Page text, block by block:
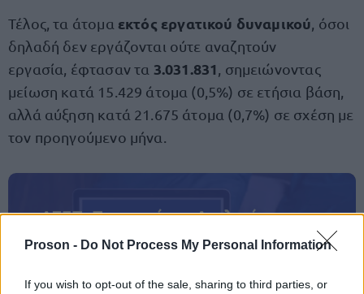
Proson - Do Not Process My Personal Information
If you wish to opt-out of the sale, sharing to third parties, or
Τέλος, τα άτομα εκτός εργατικού δυναμικού , όσοι
δηλαδή δεν εργάζονται ούτε αναζητούν
εργασία, έφτασαν τα 3.031.831
, σημειώνοντας
μείωση κατά 15.429 άτομα (0,5%) σε ετήσια βάση,
αλλά αύξηση κατά 21.675 άτομα (0,7%) σε σχέση με
τον προηγούμενο μήνα.
ΑΣΕΠ: Πιστοποίηση Αγγλικών σε
μόνο 2 ημέρες στα χέρια σας